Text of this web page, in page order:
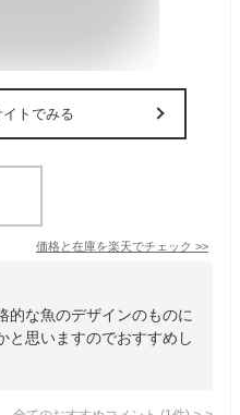
イトでみる
価格と在庫を楽天でチェック >>
的な魚のデザインのものに
と思いますのでおすすめし